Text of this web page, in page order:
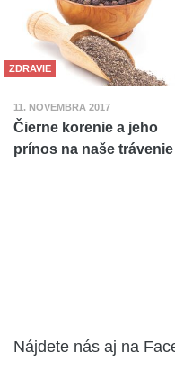
ZDRAVIE
11. NOVEMBRA 2017
Čierne korenie a jeho
prínos na naše trávenie
Nájdete nás aj na